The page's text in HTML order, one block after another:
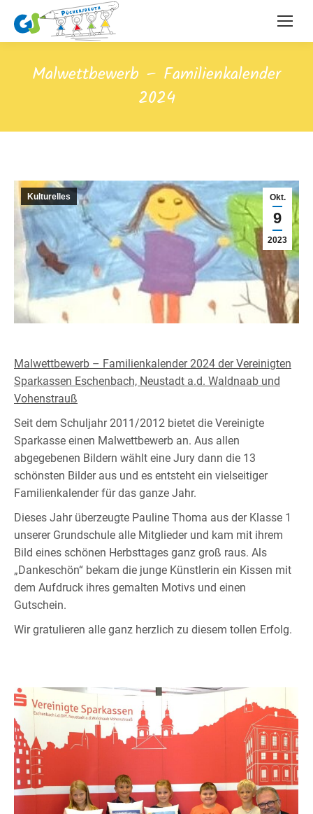
Malwettbewerb – Familienkalender
2024
Okt.
9
2023
Kulturelles
Malwettbewerb – Familienkalender 2024 der Vereinigten
Sparkassen Eschenbach, Neustadt a.d. Waldnaab und
Vohenstrauß
Seit dem Schuljahr 2011/2012 bietet die Vereinigte
Sparkasse einen Malwettbewerb an. Aus allen
abgegebenen Bildern wählt eine Jury dann die 13
schönsten Bilder aus und es entsteht ein vielseitiger
Familienkalender für das ganze Jahr.
Dieses Jahr überzeugte Pauline Thoma aus der Klasse 1
unserer Grundschule alle Mitglieder und kam mit ihrem
Bild eines schönen Herbsttages ganz groß raus. Als
„Dankeschön“ bekam die junge Künstlerin ein Kissen mit
dem Aufdruck ihres gemalten Motivs und einen
Gutschein.
Wir gratulieren alle ganz herzlich zu diesem tollen Erfolg.